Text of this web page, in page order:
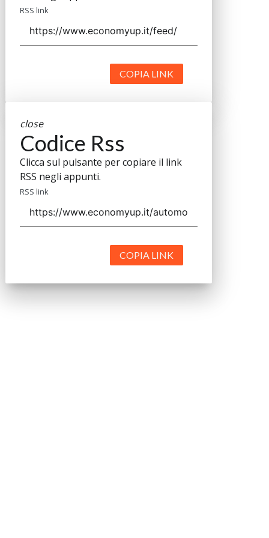
RSS link
COPIA LINK
close
Codice Rss
Clicca sul pulsante per copiare il link
RSS negli appunti.
RSS link
COPIA LINK